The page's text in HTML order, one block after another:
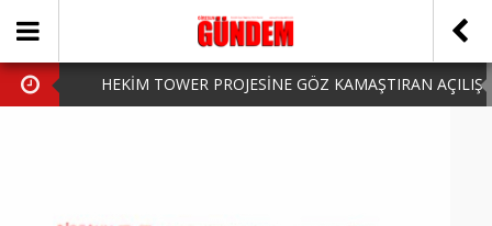
HEKİM TOWER PROJESİNE GÖZ KAMAŞTIRAN AÇILIŞ